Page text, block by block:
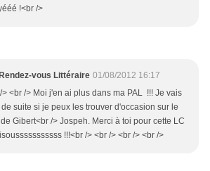
!<br />
vous Littéraire 01/08/2012 16:17
> <br /> Moi j'en ai plus dans ma PAL !!! Je vais
suite si je peux les trouver d'occasion sur le
Gibert<br /> Jospeh. Merci à toi pour cette LC
!!!<br /> <br /> <br /> <br />